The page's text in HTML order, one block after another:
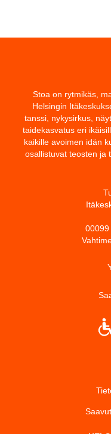
Stoa on rytmikäs,
Helsingin
tanssi, nykysirkus,
taidekasvatus eri
kaikille avoimen idän
osallistuvat teosten ja
00099